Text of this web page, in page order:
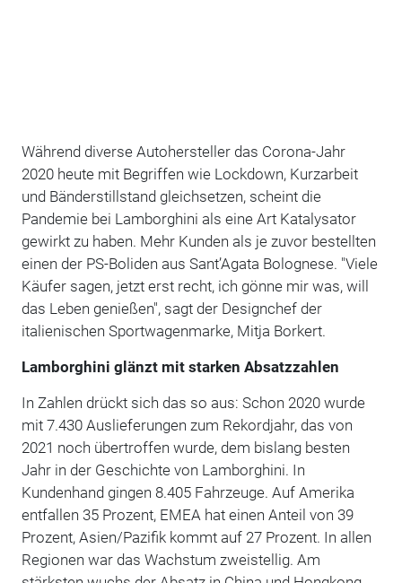
Während diverse Autohersteller das Corona-Jahr
2020 heute mit Begriffen wie Lockdown, Kurzarbeit
und Bänderstillstand gleichsetzen, scheint die
Pandemie bei Lamborghini als eine Art Katalysator
gewirkt zu haben. Mehr Kunden als je zuvor bestellten
einen der PS-Boliden aus Sant’Agata Bolognese. "Viele
Käufer sagen, jetzt erst recht, ich gönne mir was, will
das Leben genießen", sagt der Designchef der
italienischen Sportwagenmarke, Mitja Borkert.
Lamborghini glänzt mit starken Absatzzahlen
In Zahlen drückt sich das so aus: Schon 2020 wurde
mit 7.430 Auslieferungen zum Rekordjahr, das von
2021 noch übertroffen wurde, dem bislang besten
Jahr in der Geschichte von Lamborghini. In
Kundenhand gingen 8.405 Fahrzeuge. Auf Amerika
entfallen 35 Prozent, EMEA hat einen Anteil von 39
Prozent, Asien/Pazifik kommt auf 27 Prozent. In allen
Regionen war das Wachstum zweistellig. Am